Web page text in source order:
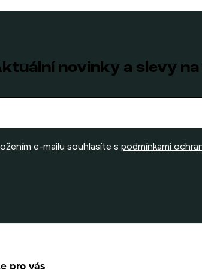
novinky a slevy na
e-mailu souhlasíte s podmínkami